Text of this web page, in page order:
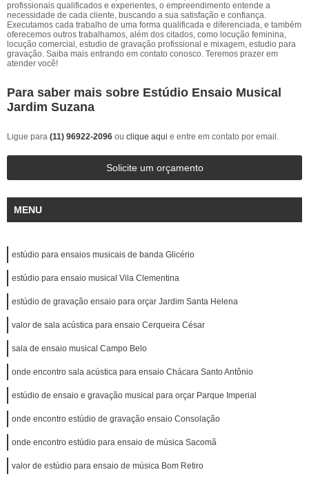
profissionais qualificados e experientes, o empreendimento entende a
necessidade de cada cliente, buscando a sua satisfação e confiança.
Executamos cada trabalho de uma forma qualificada e diferenciada, e também
oferecemos outros trabalhamos, além dos citados, como locução feminina,
locução comercial, estudio de gravação profissional e mixagem, estudio para
gravação. Saiba mais entrando em contato conosco. Teremos prazer em
atender você!
Para saber mais sobre Estúdio Ensaio Musical
Jardim Suzana
Ligue para (11) 96922-2096 ou clique aqui e entre em contato por email.
Solicite um orçamento
MENU
estúdio para ensaios musicais de banda Glicério
estúdio para ensaio musical Vila Clementina
estúdio de gravação ensaio para orçar Jardim Santa Helena
valor de sala acústica para ensaio Cerqueira César
sala de ensaio musical Campo Belo
onde encontro sala acústica para ensaio Chácara Santo Antônio
estúdio de ensaio e gravação musical para orçar Parque Imperial
onde encontro estúdio de gravação ensaio Consolação
onde encontro estúdio para ensaio de música Sacomã
valor de estúdio para ensaio de música Bom Retiro